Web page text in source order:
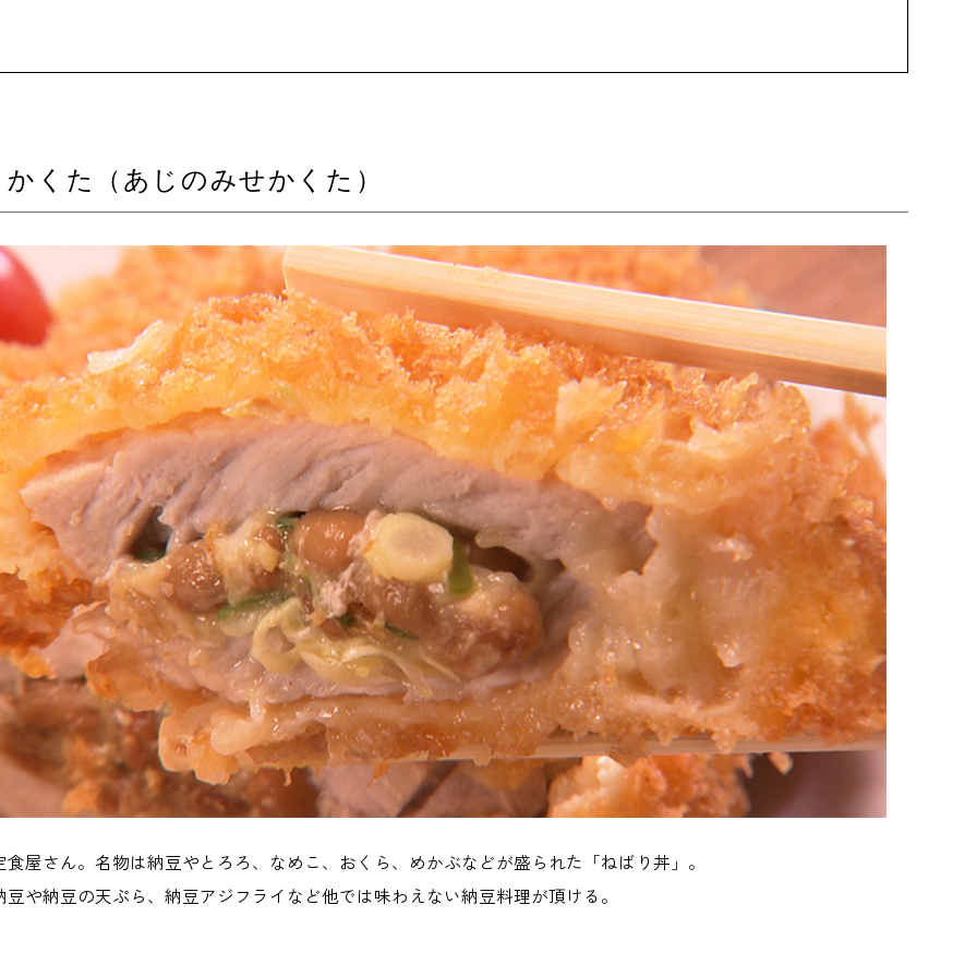
くた（あじのみせかくた）
屋さん。名物は納豆やとろろ、なめこ、おくら、めかぶなどが盛られた「ねばり丼」。
や納豆の天ぷら、納豆アジフライなど他では味わえない納豆料理が頂ける。